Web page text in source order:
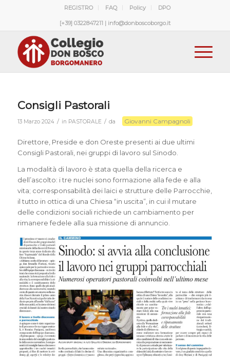
REGISTRO FAQ Policy DPO
[+39] 0322847211 | info@donboscoborgo.it
Consigli Pastorali
13 Marzo 2024 / in PASTORALE / da Giovanni Campagnoli
Direttore, Preside e don Oreste presenti ai due ultimi
Consigli Pastorali, nei gruppi di lavoro sul Sinodo.
La modalità di lavoro è stata quella della ricerca e
dell’ascolto: i tre nuclei sono formazione alla fede e alla
vita; corresponsabilità dei laici e strutture delle Parrocchie,
il tutto in ottica di una Chiesa “in uscita”, in cui il mutare
delle condizioni sociali richiede un cambiamento per
rimanere fedele alla sua missione di annuncio.